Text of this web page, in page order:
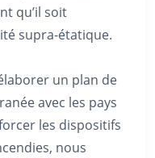
qu’il soit
supra-étatique.
un plan de
avec les pays
les dispositifs
nous